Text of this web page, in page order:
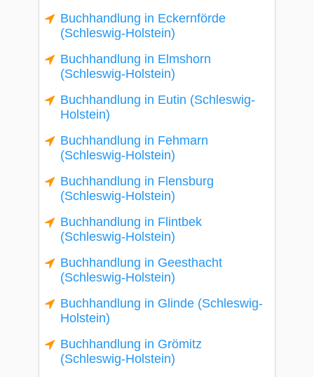
Buchhandlung in Eckernförde
(Schleswig-Holstein)
Buchhandlung in Elmshorn
(Schleswig-Holstein)
Buchhandlung in Eutin (Schleswig-
Holstein)
Buchhandlung in Fehmarn
(Schleswig-Holstein)
Buchhandlung in Flensburg
(Schleswig-Holstein)
Buchhandlung in Flintbek
(Schleswig-Holstein)
Buchhandlung in Geesthacht
(Schleswig-Holstein)
Buchhandlung in Glinde (Schleswig-
Holstein)
Buchhandlung in Grömitz
(Schleswig-Holstein)